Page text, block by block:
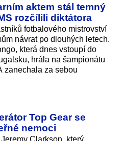
aktem stál temný
rozčílili diktátora
fotbalového mistrovství
návrat po dlouhých letech.
která dnes vstoupí do
hrála na šampionátu
zanechala za sebou
Top Gear se
nemoci
Clarkson, který